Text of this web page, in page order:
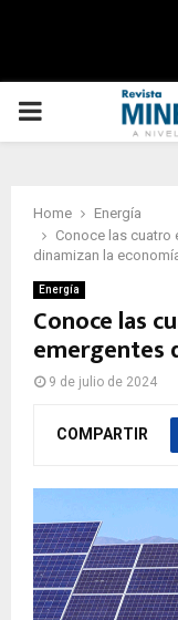
PRIMARY
Home
Energía
Conoce las cuatro
dinamizan la
Energía
Conoce las
emergentes
9 de julio de 2024
COMPARTIR